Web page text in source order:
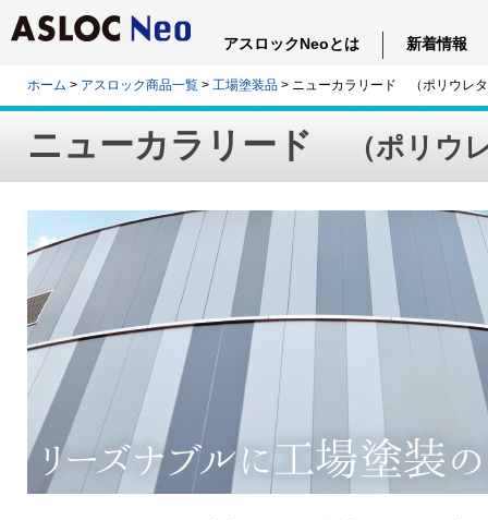
アスロックNeoとは 新着情報
ホーム > アスロック商品一覧 > 工場塗装品 > ニューカラリード （ポリウレ
ニューカラリード （ポリウ